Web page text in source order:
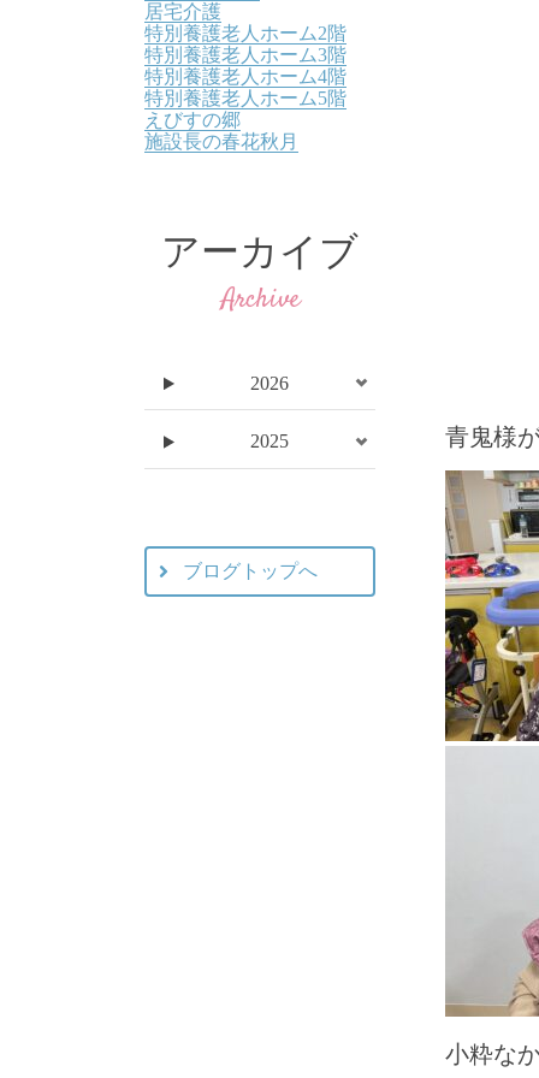
居宅介護
特別養護老人ホーム2階
特別養護老人ホーム3階
特別養護老人ホーム4階
特別養護老人ホーム5階
えびすの郷
施設長の春花秋月
アーカイブ
Archive
2026
2025
ブログトップへ
青鬼様
小粋な